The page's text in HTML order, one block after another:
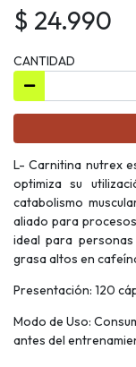
$ 24.990
CANTIDAD
L- Carnitina nutrex
optimiza su
catabolismo
aliado para
ideal para
grasa altos en
Presentación: 120
Modo de Uso:
antes del